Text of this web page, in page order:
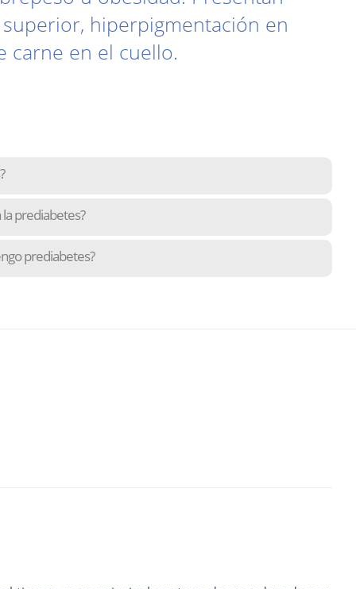
hiperpigmentación en
carne en el cuello.
prediabetes?
prediabetes?